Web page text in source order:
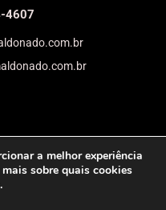
4607
a melhor experiência
sobre quais cookies
.